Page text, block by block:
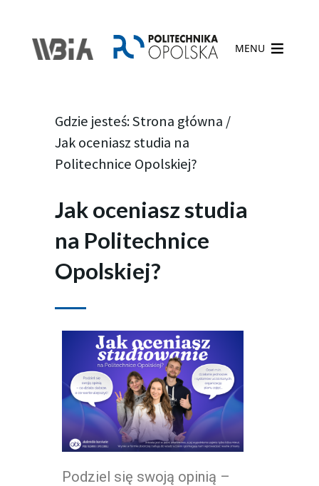
MENU
Gdzie jesteś:Strona główna /
Jak oceniasz studia na
Politechnice Opolskiej?
Jak oceniasz studia
na Politechnice
Opolskiej?
Podziel się swoją opinią –